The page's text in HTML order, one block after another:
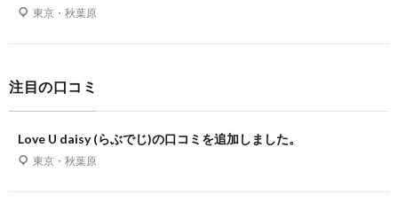
東京・秋葉原
注目の口コミ
Love U daisy (らぶでじ)の口コミを追加しました。
東京・秋葉原